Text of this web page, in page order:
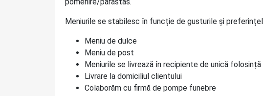
Meniurile se stabilesc în funcție de gusturile și
Meniu de dulce
Meniu de post
Meniurile se livrează în recipiente de unică
Livrare la domiciliul clientului
Colaborăm cu firmă de pompe funebre